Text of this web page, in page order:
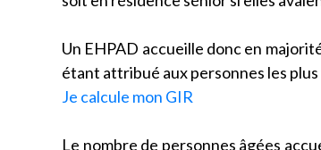
Un EHPAD accueille donc en
étant attribué aux personnes les
Je calcule mon GIR
Le nombre de personnes âgées